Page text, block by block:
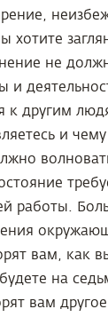
хотите
не
и
к другим
и
работы.
вам, как
на
вам